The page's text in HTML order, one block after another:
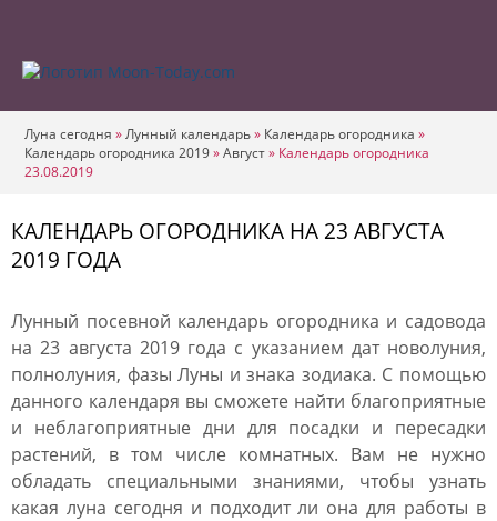
Луна сегодня »Лунный календарь» Календарь огородника »
Календарь огородника 2019»Август» Календарь огородника
23.08.2019
КАЛЕНДАРЬ ОГОРОДНИКА НА 23 АВГУСТА
2019 ГОДА
Лунный посевной календарь огородника и садовода
на 23 августа 2019 года с указанием дат новолуния,
полнолуния, фазы Луны и знака зодиака. С помощью
данного календаря вы сможете найти благоприятные
и неблагоприятные дни для посадки и пересадки
растений, в том числе комнатных. Вам не нужно
обладать специальными знаниями, чтобы узнать
какая луна сегодня и подходит ли она для работы в